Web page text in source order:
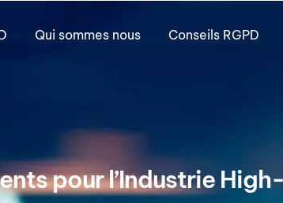
Qui sommes nous Conseils RGPD
pour l’Industrie